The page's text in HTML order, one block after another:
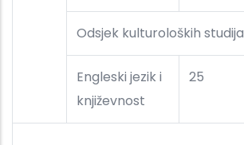
Odsjek kulturoloških studija
Engleski jezik i
književnost
25